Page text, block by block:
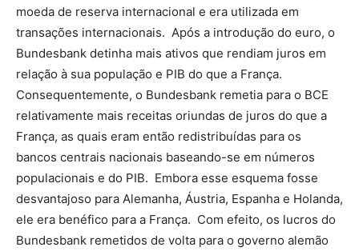
moeda de reserva internacional e era utilizada em
transações internacionais. Após a introdução do euro, o
Bundesbank detinha mais ativos que rendiam juros em
relação à sua população e PIB do que a França.
Consequentemente, o Bundesbank remetia para o BCE
relativamente mais receitas oriundas de juros do que a
França, as quais eram então redistribuídas para os
bancos centrais nacionais baseando-se em números
populacionais e do PIB. Embora esse esquema fosse
desvantajoso para Alemanha, Áustria, Espanha e Holanda,
ele era benéfico para a França. Com efeito, os lucros do
Bundesbank remetidos de volta para o governo alemão